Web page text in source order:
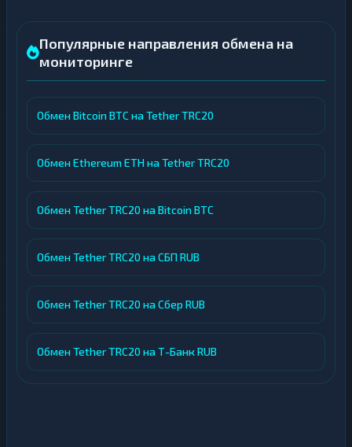
Популярные направления обмена на
мониторинге
Обмен Bitcoin BTC на Tether TRC20
Обмен Ethereum ETH на Tether TRC20
Обмен Tether TRC20 на Bitcoin BTC
Обмен Tether TRC20 на СБП RUB
Обмен Tether TRC20 на Сбер RUB
Обмен Tether TRC20 на Т-Банк RUB